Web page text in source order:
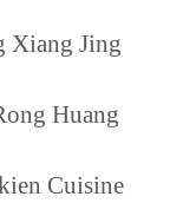
Xiang Jing
Huang
Cuisine